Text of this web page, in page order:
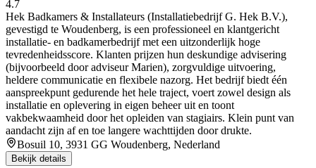
4.7
Hek Badkamers & Installateurs (Installatiebedrijf G. Hek B.V.),
gevestigd te Woudenberg, is een professioneel en klantgericht
installatie- en badkamerbedrijf met een uitzonderlijk hoge
tevredenheidsscore. Klanten prijzen hun deskundige advisering
(bijvoorbeeld door adviseur Marien), zorgvuldige uitvoering,
heldere communicatie en flexibele nazorg. Het bedrijf biedt één
aanspreekpunt gedurende het hele traject, voert zowel design als
installatie en oplevering in eigen beheer uit en toont
vakbekwaamheid door het opleiden van stagiairs. Klein punt van
aandacht zijn af en toe langere wachttijden door drukte.
Bosuil 10, 3931 GG Woudenberg, Nederland
Bekijk details